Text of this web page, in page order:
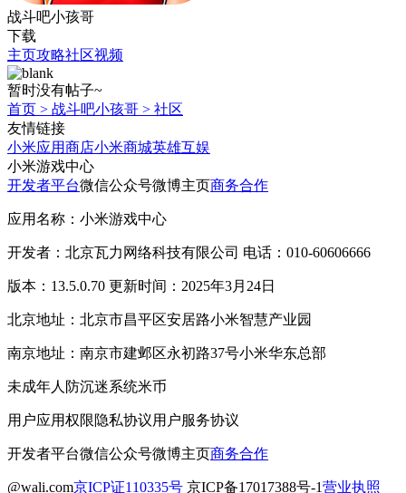
战斗吧小孩哥
下载
主页攻略社区视频
暂时没有帖子~
首页 > 战斗吧小孩哥 > 社区
友情链接
小米应用商店小米商城英雄互娱
小米游戏中心
开发者平台微信公众号微博主页商务合作
应用名称：小米游戏中心
开发者：北京瓦力网络科技有限公司 电话：010-60606666
版本：13.5.0.70 更新时间：2025年3月24日
北京地址：北京市昌平区安居路小米智慧产业园
南京地址：南京市建邺区永初路37号小米华东总部
未成年人防沉迷系统米币
用户应用权限隐私协议用户服务协议
开发者平台微信公众号微博主页商务合作
@wali.com京ICP证110335号 京ICP备17017388号-1营业执照